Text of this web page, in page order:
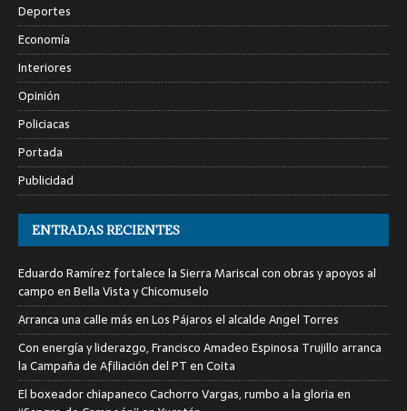
Deportes
Economía
Interiores
Opinión
Policiacas
Portada
Publicidad
ENTRADAS RECIENTES
Eduardo Ramírez fortalece la Sierra Mariscal con obras y apoyos al
campo en Bella Vista y Chicomuselo
Arranca una calle más en Los Pájaros el alcalde Angel Torres
Con energía y liderazgo, Francisco Amadeo Espinosa Trujillo arranca
la Campaña de Afiliación del PT en Coita
El boxeador chiapaneco Cachorro Vargas, rumbo a la gloria en